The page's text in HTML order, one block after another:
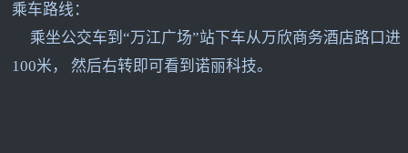
乘车路线：
乘坐公交车到“万江广场”站下车从万欣商务酒店路口进
100米， 然后右转即可看到诺丽科技。